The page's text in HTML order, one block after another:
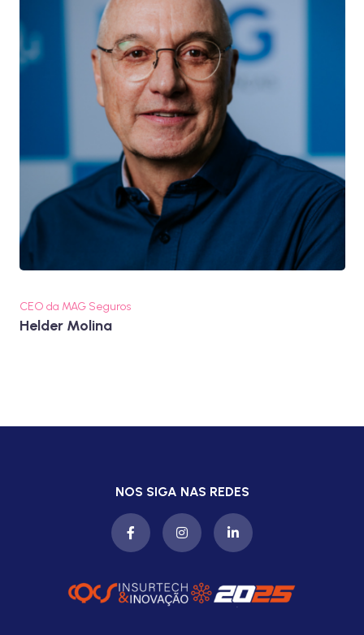
CEO da MAG Seguros
Helder Molina
NOS SIGA NAS REDES